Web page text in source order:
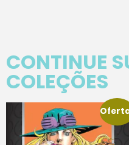
CONTINUE
COLEÇÕES